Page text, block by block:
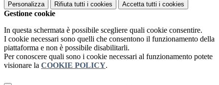
Personalizza Rifiuta tutti i cookies Accetta tutti i cookies
Gestione cookie
In questa schermata è possibile scegliere quali cookie consentire.
I cookie necessari sono quelli che consentono il funzionamento della
piattaforma e non è possibile disabilitarli.
Per conoscere quali sono i cookie necessari al funzionamento potete
visionare la COOKIE POLICY.